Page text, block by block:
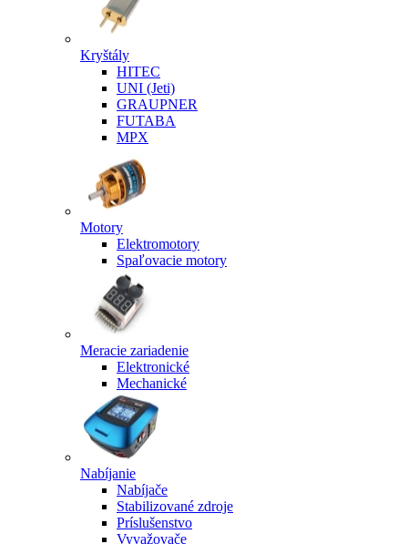
Kryštály
HITEC
UNI (Jeti)
GRAUPNER
FUTABA
MPX
Motory
Elektromotory
Spaľovacie motory
Meracie zariadenie
Elektronické
Mechanické
Nabíjanie
Nabíjače
Stabilizované zdroje
Príslušenstvo
Vyvažovače